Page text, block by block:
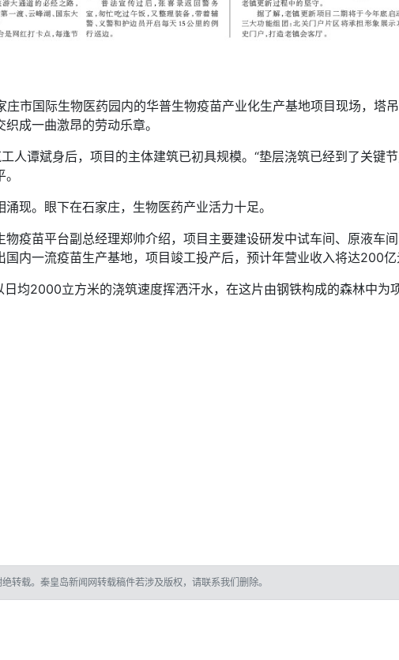
庄市国际生物医药园内的华普生物疫苗产业化生产基地项目现场，塔
成一曲激昂的劳动乐章。
人谭斌身后，项目的主体建筑已初具规模。“垫层浇筑已经到了关键
现。眼下在石家庄，生物医药产业活力十足。
疫苗平台副总经理郑帅介绍，项目主要建设研发中试车间、原液车
内一流疫苗生产基地，项目竣工投产后，预计年营业收入将达200
均2000立方米的浇筑速度挥洒汗水，在这片由钢铁构成的森林中为
转载。秦皇岛新闻网转载稿件若涉及版权，请联系我们删除。